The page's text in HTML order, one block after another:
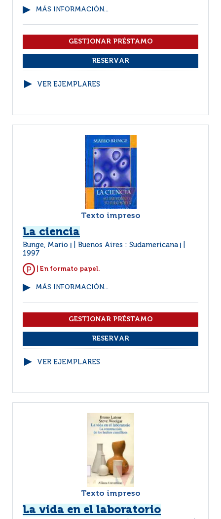
MÁS INFORMACIÓN...
VER EJEMPLARES
Texto impreso
La ciencia
Bunge, Mario Buenos Aires : Sudamericana
1997
| En formato papel.
MÁS INFORMACIÓN...
VER EJEMPLARES
Texto impreso
La vida en el laboratorio